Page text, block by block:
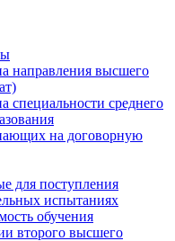
направления высшего
среднего
на договорную
для поступления
испытаниях
обучения
второго высшего